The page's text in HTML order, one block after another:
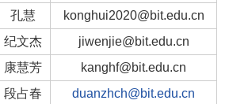
孔慧
konghui2020@bit.edu.cn
纪文杰
jiwenjie@bit.edu.cn
康慧芳
kanghf@bit.edu.cn
段占春 duanzhch@bit.edu.cn